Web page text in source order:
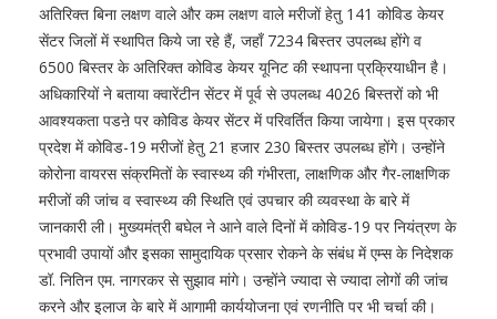
अतिरिक्त बिना लक्षण वाले और कम लक्षण वाले मरीजों हेतु 141 कोविड केयर
सेंटर जिलों में स्थापित किये जा रहे हैं, जहाँ 7234 बिस्तर उपलब्ध होंगे व
6500 बिस्तर के अतिरिक्त कोविड केयर यूनिट की स्थापना प्रक्रियाधीन है।
अधिकारियों ने बताया क्वारेंटीन सेंटर में पूर्व से उपलब्ध 4026 बिस्तरों को भी
आवश्यकता पडऩे पर कोविड केयर सेंटर में परिवर्तित किया जायेगा। इस प्रकार
प्रदेश में कोविड-19 मरीजों हेतु 21 हजार 230 बिस्तर उपलब्ध होंगे। उन्होंने
कोरोना वायरस संक्रमितों के स्वास्थ्य की गंभीरता, लाक्षणिक और गैर-लाक्षणिक
मरीजों की जांच व स्वास्थ्य की स्थिति एवं उपचार की व्यवस्था के बारे में
जानकारी ली। मुख्यमंत्री बघेल ने आने वाले दिनों में कोविड-19 पर नियंत्रण के
प्रभावी उपायों और इसका सामुदायिक प्रसार रोकने के संबंध में एम्स के निदेशक
डॉ. नितिन एम. नागरकर से सुझाव मांगे। उन्होंने ज्यादा से ज्यादा लोगों की जांच
करने और इलाज के बारे में आगामी कार्ययोजना एवं रणनीति पर भी चर्चा की।